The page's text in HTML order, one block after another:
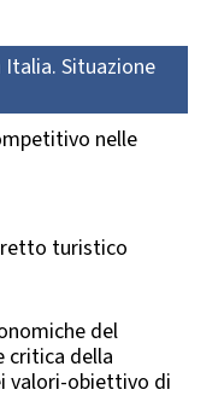
Situazione
nelle
turistico
del
critica della
valori-obiettivo di